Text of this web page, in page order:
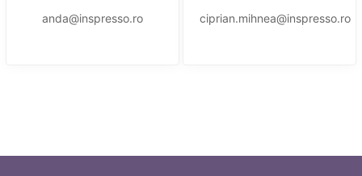
anda@inspresso.ro ciprian.mihnea@inspresso.ro